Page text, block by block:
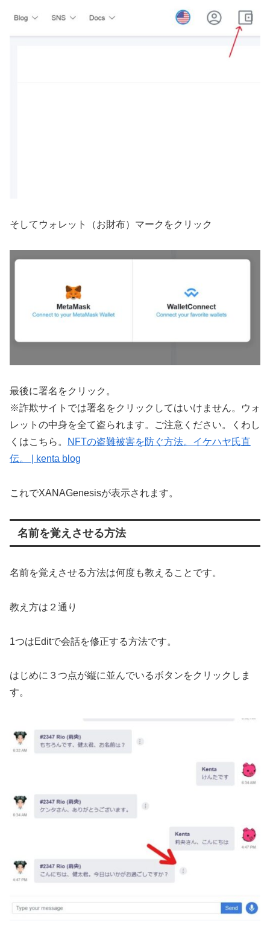
そしてウォレット（お財布）マークをクリック
最後に署名をクリック。
※詐欺サイトでは署名をクリックしてはいけません。ウォ
レットの中身を全て盗られます。ご注意ください。くわし
くはこちら。
NFTの盗難被害を防ぐ方法。イケハヤ氏直
伝。 | kenta blog
これでXANAGenesisが表示されます。
名前を覚えさせる方法
名前を覚えさせる方法は何度も教えることです。
教え方は２通り
1つはEditで会話を修正する方法です。
はじめに３つ点が縦に並んでいるボタンをクリックしま
す。